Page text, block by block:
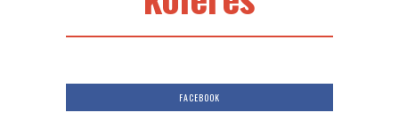
FACEBOOK